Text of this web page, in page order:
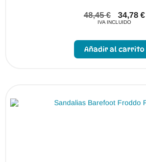
48,45€ 34,78 €
IVA INCLUIDO
Añadir al carrito